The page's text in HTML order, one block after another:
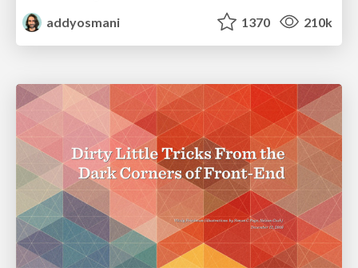
addyosmani
1370 210k